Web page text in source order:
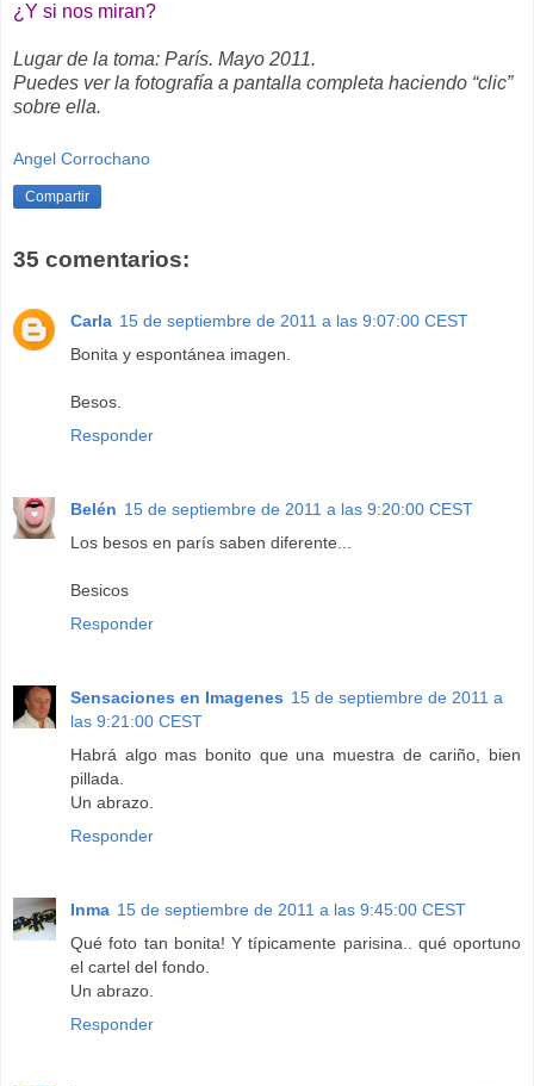
¿Y si nos miran?
Lugar de la toma: París. Mayo 2011.
Puedes ver la fotografía a pantalla completa haciendo “clic”
sobre ella.
Angel Corrochano
Compartir
35 comentarios:
Carla 15 de septiembre de 2011 a las 9:07:00 CEST
Bonita y espontánea imagen.
Besos.
Responder
Belén 15 de septiembre de 2011 a las 9:20:00 CEST
Los besos en parís saben diferente...
Besicos
Responder
Sensaciones en Imagenes 15 de septiembre de 2011 a
las 9:21:00 CEST
Habrá algo mas bonito que una muestra de cariño, bien
pillada.
Un abrazo.
Responder
Inma 15 de septiembre de 2011 a las 9:45:00 CEST
Qué foto tan bonita! Y típicamente parisina.. qué oportuno
el cartel del fondo.
Un abrazo.
Responder